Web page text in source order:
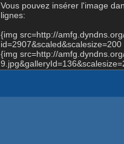
Vous pouvez insérer l'image
lignes:
{img src=http://
id=2907&scaled&scalesize=200
{img src=http://